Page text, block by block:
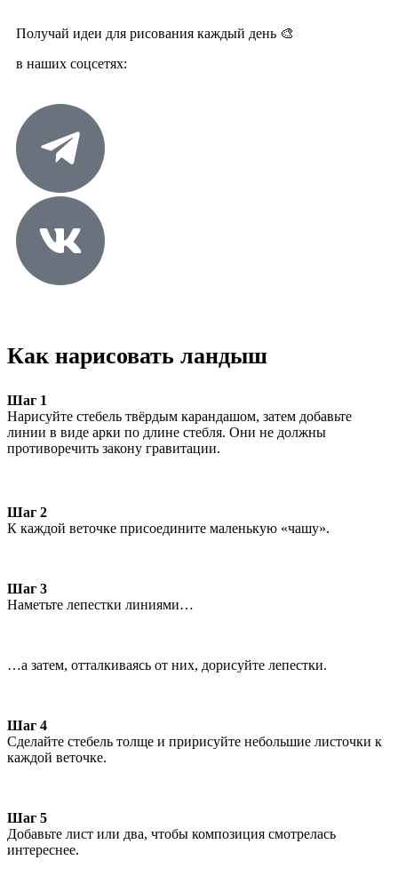
Получай идеи для рисования каждый день 🎨
в наших соцсетях:
Как нарисовать ландыш
Шаг 1
Нарисуйте стебель твёрдым карандашом, затем добавьте
линии в виде арки по длине стебля. Они не должны
противоречить закону гравитации.
Шаг 2
К каждой веточке присоедините маленькую «чашу».
Шаг 3
Наметьте лепестки линиями…
…а затем, отталкиваясь от них, дорисуйте лепестки.
Шаг 4
Сделайте стебель толще и пририсуйте небольшие листочки к
каждой веточке.
Шаг 5
Добавьте лист или два, чтобы композиция смотрелась
интереснее.